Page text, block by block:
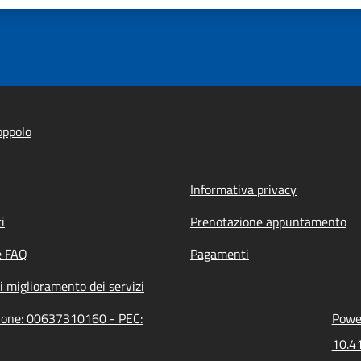
Informativa privacy
Prenotazione appuntamento
Pagamenti
miglioramento dei servizi
00637310160 - PEC: